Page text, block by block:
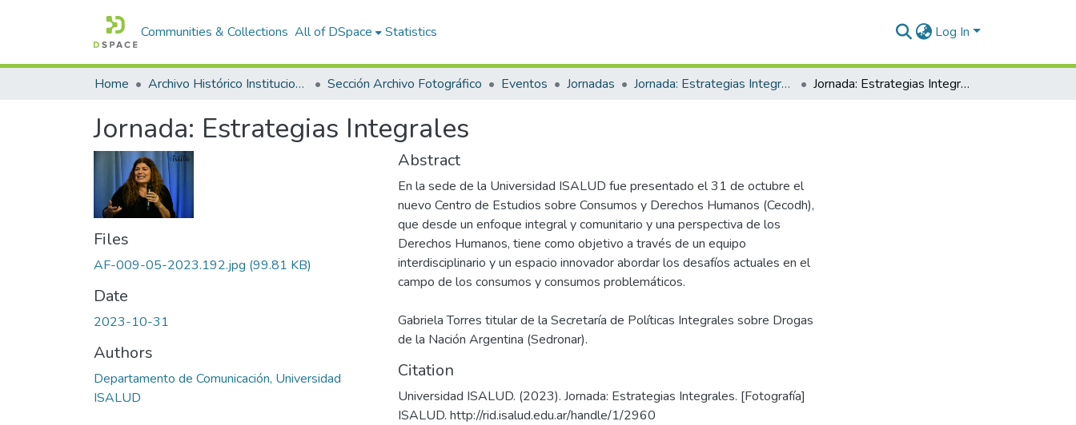
Communities & Collections All of DSpace Statistics Log In
Home Archivo Histórico Institucional Sección Archivo Fotográfico Eventos Jornadas Jornada: Estrategias Integrales Jornada: Estrategias Integrales
Jornada: Estrategias Integrales
Files
AF-009-05-2023.192.jpg (99.81 KB)
Date
2023-10-31
Authors
Departamento de Comunicación, Universidad
ISALUD
Abstract
En la sede de la Universidad ISALUD fue presentado el 31 de octubre el
nuevo Centro de Estudios sobre Consumos y Derechos Humanos (Cecodh),
que desde un enfoque integral y comunitario y una perspectiva de los
Derechos Humanos, tiene como objetivo a través de un equipo
interdisciplinario y un espacio innovador abordar los desafíos actuales en el
campo de los consumos y consumos problemáticos.
Gabriela Torres titular de la Secretaría de Políticas Integrales sobre Drogas
de la Nación Argentina (Sedronar).
Citation
Universidad ISALUD. (2023). Jornada: Estrategias Integrales. [Fotografía]
ISALUD. http://rid.isalud.edu.ar/handle/1/2960